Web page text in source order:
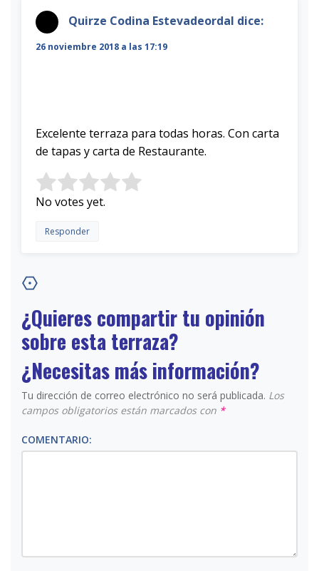
Quirze Codina Estevadeordal dice:
26 noviembre 2018 a las 17:19
Excelente terraza para todas horas. Con carta
de tapas y carta de Restaurante.
Rate this item:
No votes yet.
Responder
¿Quieres compartir tu opinión
sobre esta terraza?
¿Necesitas más información?
Tu dirección de correo electrónico no será publicada. Los
campos obligatorios están marcados con *
COMENTARIO: